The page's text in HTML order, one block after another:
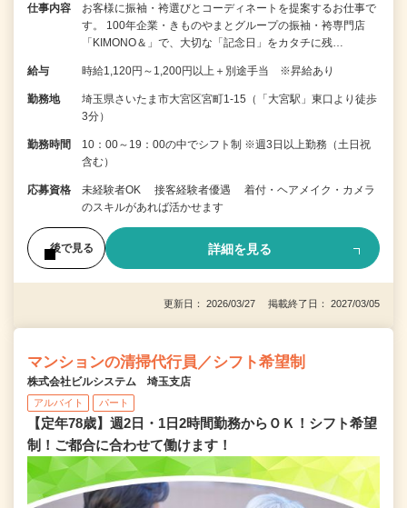
仕事内容
お客様に振袖・袴選びとコーディネートを提案するお仕事で
す。 100年企業・きものやまとグループの振袖・袴専門店
「KIMONO＆」で、大切な「記念日」をカタチに残…
給与 時給1,120円～1,200円以上＋別途手当 ※昇給あり
勤務地
埼玉県さいたま市大宮区宮町1-15（「大宮駅」東口より徒歩
3分）
勤務時間
10：00～19：00の中でシフト制 ※週3日以上勤務（土日祝
含む）
応募資格
未経験者OK 接客経験者優遇 着付・ヘアメイク・カメラ
のスキルがあれば活かせます
後で見る 詳細を見る
更新日： 2026/03/27 掲載終了日： 2027/03/05
マンションの清掃代行員／シフト希望制
株式会社ビルシステム 埼玉支店
アルバイト パート
【定年78歳】週2日・1日2時間勤務からＯＫ！シフト希望
制！ご都合に合わせて働けます！